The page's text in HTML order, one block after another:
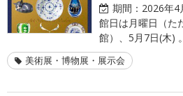
期間： 2026年
館日は月曜日（た
館）、5月7日(木)
美術展・博物展・展示会